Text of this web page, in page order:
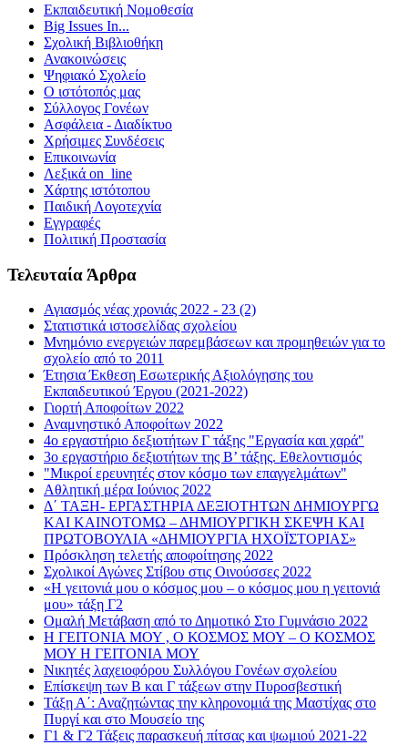
Εκπαιδευτική Νομοθεσία
Big Issues In...
Σχολική Βιβλιοθήκη
Ανακοινώσεις
Ψηφιακό Σχολείο
Ο ιστότοπός μας
Σύλλογος Γονέων
Ασφάλεια - Διαδίκτυο
Χρήσιμες Συνδέσεις
Επικοινωνία
Λεξικά on_line
Χάρτης ιστότοπου
Παιδική Λογοτεχνία
Εγγραφές
Πολιτική Προστασία
Τελευταία Άρθρα
Αγιασμός νέας χρονιάς 2022 - 23 (2)
Στατιστικά ιστοσελίδας σχολείου
Μνημόνιο ενεργειών παρεμβάσεων και προμηθειών για το
σχολείο από το 2011
Έτησια Έκθεση Εσωτερικής Αξιολόγησης του
Εκπαιδευτικού Έργου (2021-2022)
Γιορτή Αποφοίτων 2022
Αναμνηστικό Αποφοίτων 2022
4ο εργαστήριο δεξιοτήτων Γ τάξης "Εργασία και χαρά"
3ο εργαστήριο δεξιοτήτων της Β’ τάξης. Εθελοντισμός
"Μικροί ερευνητές στον κόσμο των επαγγελμάτων"
Αθλητική μέρα Ιούνιος 2022
Δ΄ ΤΑΞΗ- ΕΡΓΑΣΤΗΡΙΑ ΔΕΞΙΟΤΗΤΩΝ ΔΗΜΙΟΥΡΓΩ
ΚΑΙ ΚΑΙΝΟΤΟΜΩ – ΔΗΜΙΟΥΡΓΙΚΗ ΣΚΕΨΗ ΚΑΙ
ΠΡΩΤΟΒΟΥΛΙΑ «ΔΗΜΙΟΥΡΓΙΑ ΗΧΟΪΣΤΟΡΙΑΣ»
Πρόσκληση τελετής αποφοίτησης 2022
Σχολικοί Αγώνες Στίβου στις Οινούσσες 2022
«Η γειτονιά μου ο κόσμος μου – ο κόσμος μου η γειτονιά
μου» τάξη Γ2
Ομαλή Μετάβαση από το Δημοτικό Στο Γυμνάσιο 2022
Η ΓΕΙΤΟΝΙΑ ΜΟΥ , Ο ΚΟΣΜΟΣ ΜΟΥ – Ο ΚΟΣΜΟΣ
ΜΟΥ Η ΓΕΙΤΟΝΙΑ ΜΟΥ
Νικητές λαχειοφόρου Συλλόγου Γονέων σχολείου
Επίσκεψη των Β και Γ τάξεων στην Πυροσβεστική
Τάξη Α΄: Αναζητώντας την κληρονομιά της Μαστίχας στο
Πυργί και στο Μουσείο της
Γ1 & Γ2 Τάξεις παρασκευή πίτσας και ψωμιού 2021-22